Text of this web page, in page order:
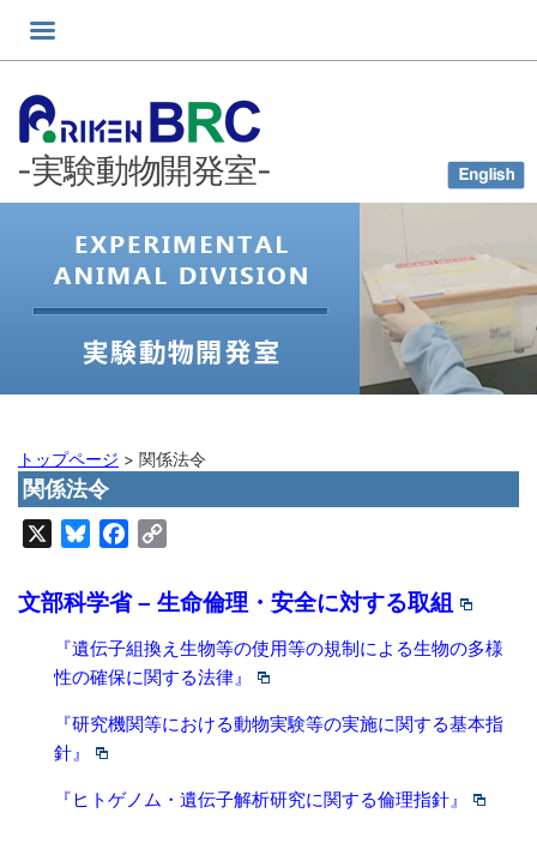
へ
ッ
プ
-実験動物開発室-
トップページ > 関係法令
関係法令
BlueskyFacebook
文部科学省 – 生命倫理・安全に対する取組
『遺伝子組換え生物等の使用等の規制による生物の多様
性の確保に関する法律』
『研究機関等における動物実験等の実施に関する基本指
針』
『ヒトゲノム・遺伝子解析研究に関する倫理指針』